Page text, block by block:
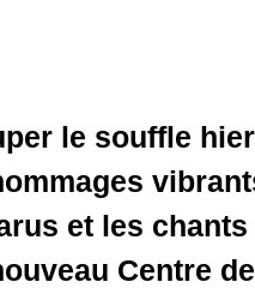
le souffle
et les chants
Centre de